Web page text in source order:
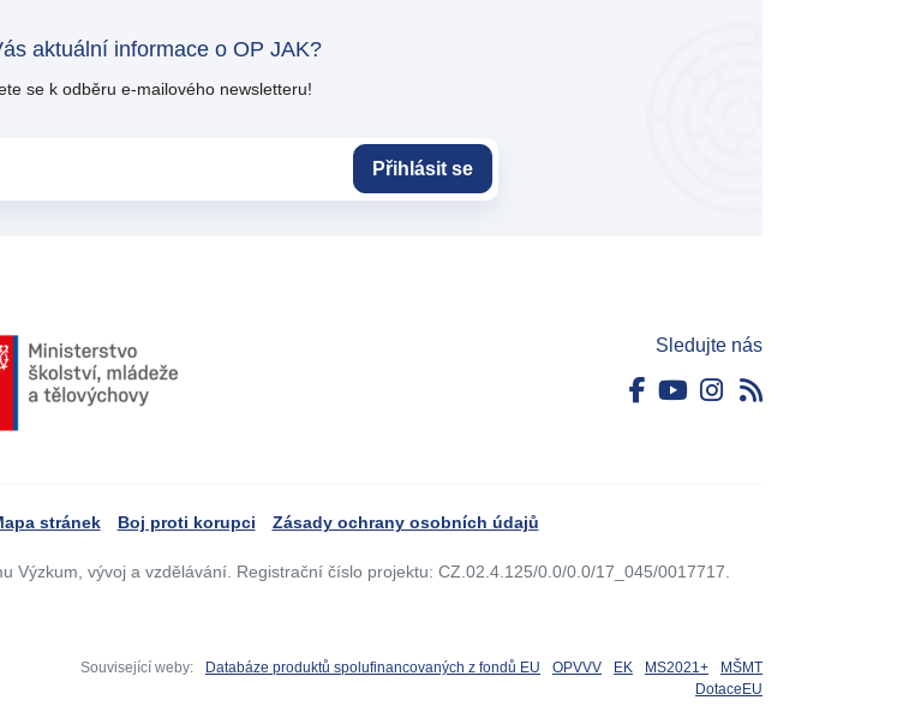
aktuální informace o OP JAK?
se k odběru e-mailového newsletteru!
Přihlásit se
Sledujte nás
stránek Boj proti korupci Zásady ochrany osobních údajů
vývoj a vzdělávání. Registrační číslo projektu: CZ.02.4.125/0.0/0.0/17_045/0017717.
Související weby: Databáze produktů spolufinancovaných z fondů EU OPVVV EK MS2021+
MŠMT
DotaceEU